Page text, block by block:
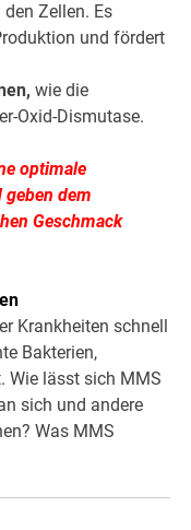
Zellen. Es
und fördert
wie die
Oxid-Dismutase.
optimale
dem
Geschmack
Krankheiten schnell
Bakterien,
Wie lässt sich MMS
sich und andere
Was MMS